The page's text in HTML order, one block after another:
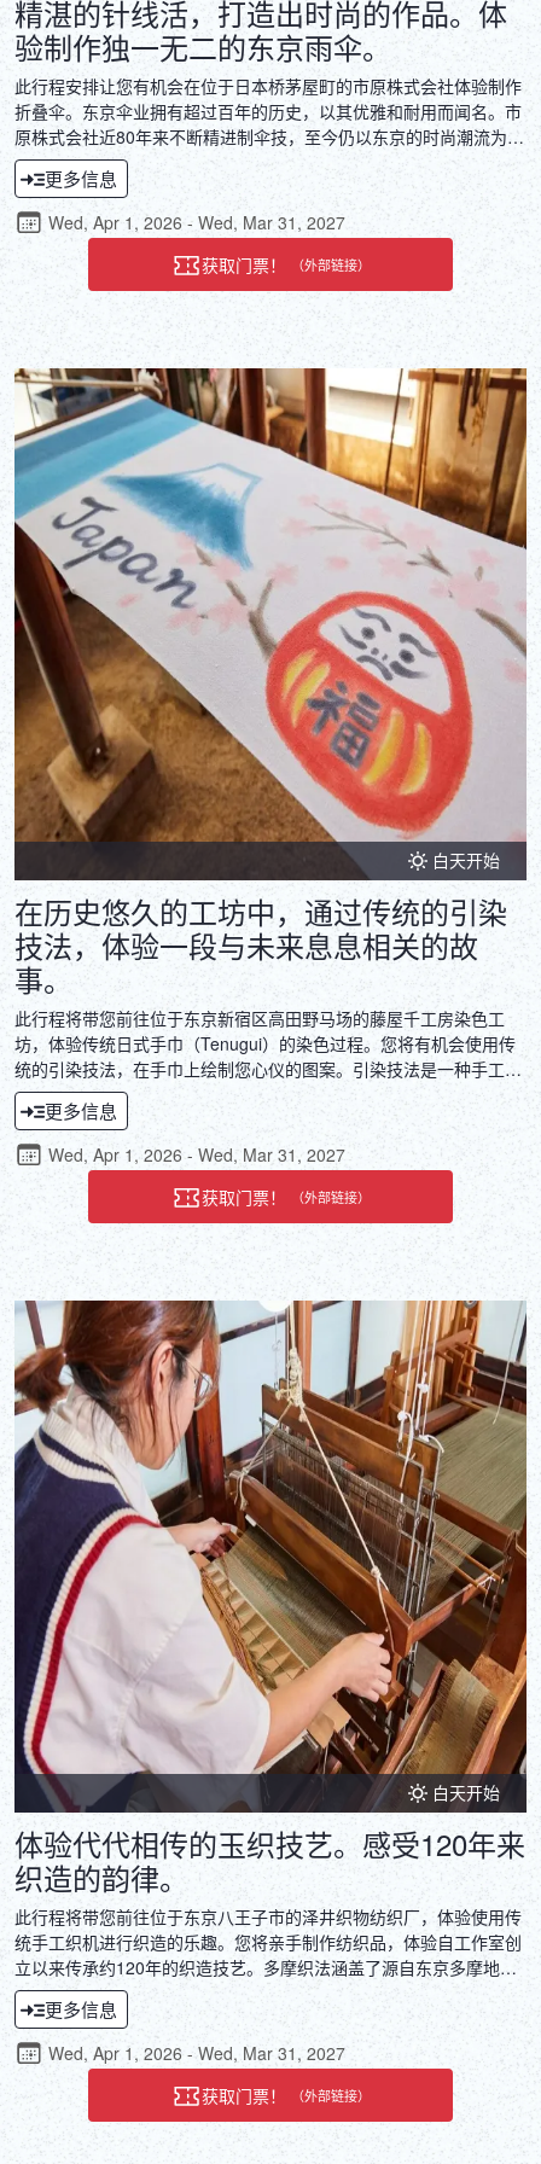
精湛的针线活，打造出时尚的作品。体
验制作独一无二的东京雨伞。
此行程安排让您有机会在位于日本桥茅屋町的市原株式会社体验制作
折叠伞。东京伞业拥有超过百年的历史，以其优雅和耐用而闻名。市
原株式会社近80年来不断精进制伞技，至今仍以东京的时尚潮流为灵
感，打造出独具特色的产品。在这里，您可以亲身感受制伞过程中的
精细工序、体验工匠们传承的传统技艺，并亲手制作出时尚单品，享
受创作的乐趣。
更多信息
Wed, Apr 1, 2026 - Wed, Mar 31, 2027
获取门票！
（外部链接）
白天开始
在历史悠久的工坊中，通过传统的引染
技法，体验一段与未来息息相关的故
事。
此行程将带您前往位于东京新宿区高田野马场的藤屋千工房染色工
坊，体验传统日式手巾（Tenugui）的染色过程。您将有机会使用传
统的引染技法，在手巾上绘制您心仪的图案。引染技法是一种手工刷
染织物的技法。合适的工具和适宜的环境对于染出精美的作品至关重
要。在保留着前现代日本风情的泥土地面工坊中体验染色，仿佛置身
于往昔岁月，感受一份温暖的邀请。
更多信息
Wed, Apr 1, 2026 - Wed, Mar 31, 2027
获取门票！
（外部链接）
白天开始
体验代代相传的玉织技艺。感受120年来
织造的韵律。
此行程将带您前往位于东京八王子市的泽井织物纺织厂，体验使用传
统手工织机进行织造的乐趣。您将亲手制作纺织品，体验自工作室创
立以来传承约120年的织造技艺。多摩织法涵盖了源自东京多摩地区
的五种织物，该地区拥有繁荣的纺织文化。欢迎您前来沉浸于这些独
特织物的诞生地，感受每一件作品背后精湛的工艺，以及连接过去与
未来的深厚传统。
更多信息
Wed, Apr 1, 2026 - Wed, Mar 31, 2027
获取门票！
（外部链接）